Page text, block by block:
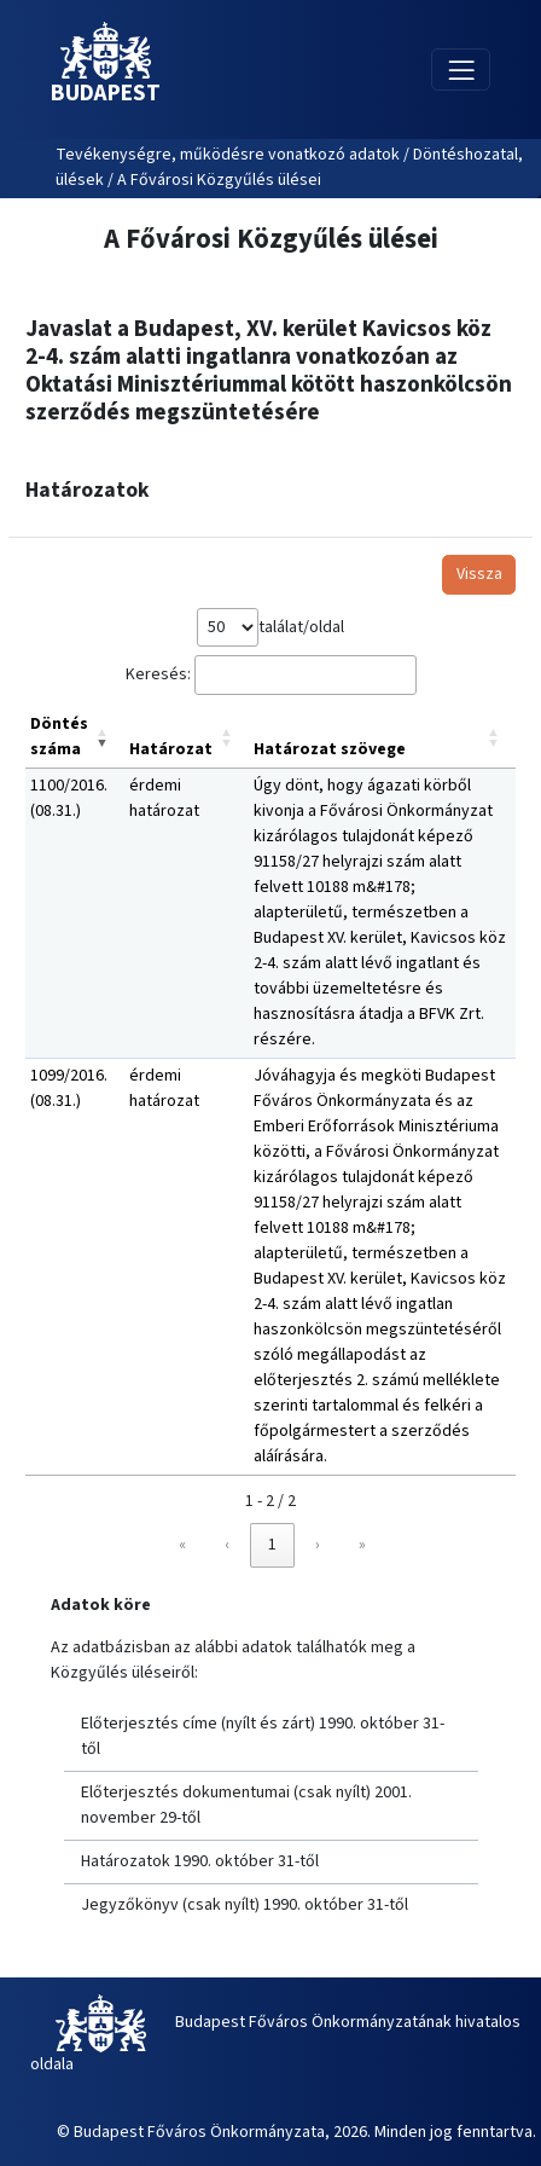
BUDAPEST
Tevékenységre, működésre vonatkozó adatok / Döntéshozatal,
ülések / A Fővárosi Közgyűlés ülései
A Fővárosi Közgyűlés ülései
Javaslat a Budapest, XV. kerület Kavicsos köz
2-4. szám alatti ingatlanra vonatkozóan az
Oktatási Minisztériummal kötött haszonkölcsön
szerződés megszüntetésére
Határozatok
Vissza
találat/oldal
Keresés:
Döntés
száma
Határozat
Határozat szövege
1100/2016.
(08.31.)
érdemi
határozat
Úgy dönt, hogy ágazati körből
kivonja a Fővárosi Önkormányzat
kizárólagos tulajdonát képező
91158/27 helyrajzi szám alatt
felvett 10188 m&#178;
alapterületű, természetben a
Budapest XV. kerület, Kavicsos köz
2-4. szám alatt lévő ingatlant és
további üzemeltetésre és
hasznosításra átadja a BFVK Zrt.
részére.
1099/2016.
(08.31.)
érdemi
határozat
Jóváhagyja és megköti Budapest
Főváros Önkormányzata és az
Emberi Erőforrások Minisztériuma
közötti, a Fővárosi Önkormányzat
kizárólagos tulajdonát képező
91158/27 helyrajzi szám alatt
felvett 10188 m&#178;
alapterületű, természetben a
Budapest XV. kerület, Kavicsos köz
2-4. szám alatt lévő ingatlan
haszonkölcsön megszüntetéséről
szóló megállapodást az
előterjesztés 2. számú melléklete
szerinti tartalommal és felkéri a
főpolgármestert a szerződés
aláírására.
1 - 2 / 2
«
‹ 1 › »
Adatok köre
Az adatbázisban az alábbi adatok találhatók meg a
Közgyűlés üléseiről:
Előterjesztés címe (nyílt és zárt) 1990. október 31-
től
Előterjesztés dokumentumai (csak nyílt) 2001.
november 29-től
Határozatok 1990. október 31-től
Jegyzőkönyv (csak nyílt) 1990. október 31-től
Budapest Főváros Önkormányzatának hivatalos
oldala
© Budapest Főváros Önkormányzata, 2026. Minden jog fenntartva.